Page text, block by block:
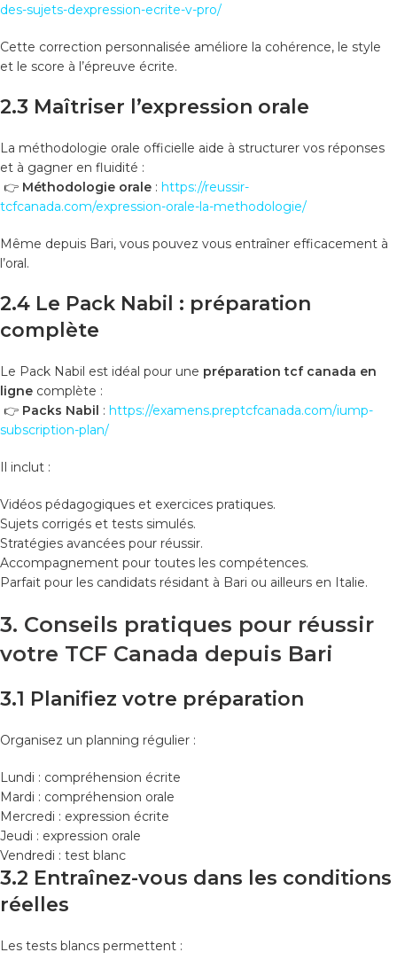
des-sujets-dexpression-ecrite-v-pro/
Cette correction personnalisée améliore la cohérence, le style
et le score à l’épreuve écrite.
2.3 Maîtriser l’expression orale
La méthodologie orale officielle aide à structurer vos réponses
et à gagner en fluidité :
👉 Méthodologie orale : https://reussir-
tcfcanada.com/expression-orale-la-methodologie/
Même depuis Bari, vous pouvez vous entraîner efficacement à
l’oral.
2.4 Le Pack Nabil : préparation
complète
Le Pack Nabil est idéal pour une préparation tcf canada en
ligne complète :
👉 Packs Nabil : https://examens.preptcfcanada.com/iump-
subscription-plan/
Il inclut :
Vidéos pédagogiques et exercices pratiques.
Sujets corrigés et tests simulés.
Stratégies avancées pour réussir.
Accompagnement pour toutes les compétences.
Parfait pour les candidats résidant à Bari ou ailleurs en Italie.
3. Conseils pratiques pour réussir
votre TCF Canada depuis Bari
3.1 Planifiez votre préparation
Organisez un planning régulier :
Lundi : compréhension écrite
Mardi : compréhension orale
Mercredi : expression écrite
Jeudi : expression orale
Vendredi : test blanc
3.2 Entraînez-vous dans les conditions
réelles
Les tests blancs permettent :